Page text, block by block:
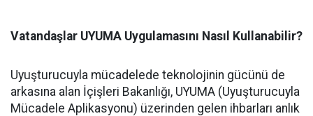
Vatandaşlar UYUMA Uygulamasını Nasıl Kullanabilir?
Uyuşturucuyla mücadelede teknolojinin gücünü de
arkasına alan İçişleri Bakanlığı, UYUMA (Uyuşturucuyla
Mücadele Aplikasyonu) üzerinden gelen ihbarları anlık